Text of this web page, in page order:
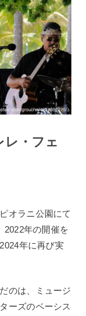
レ・フェ
オラニ公園にて
2022年の開催を
年に再び実
のは、ミュージ
ーズのベーシス